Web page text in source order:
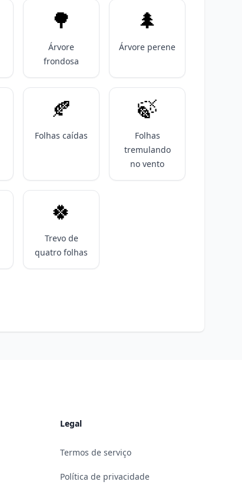
🌳
Árvore
frondosa
🌲
Árvore perene
🍂
Folhas caídas
🍃
Folhas
tremulando
no vento
🍀
Trevo de
quatro folhas
Legal
Termos de serviço
Política de privacidade